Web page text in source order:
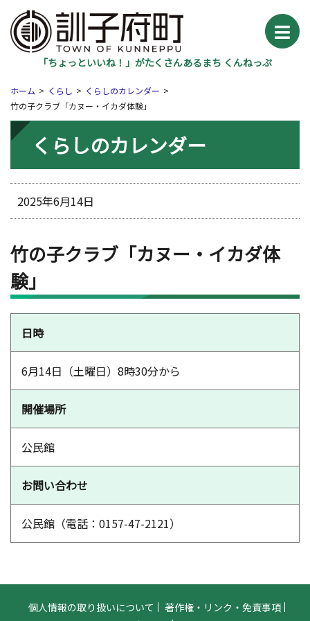
「ちょっといいね！」がたくさんあるまち くんねっぷ
ホーム くらし
くらしのカレンダー
竹の子クラブ「カヌー・イカダ体験」
くらしのカレンダー
2025年6月14日
竹の子クラブ「カヌー・イカダ体
験」
日時
6月14日（土曜日）8時30分から
開催場所
公民館
お問い合わせ
公民館（電話：0157-47-2121）
個人情報の取り扱いについて
著作権・リンク・免責事項